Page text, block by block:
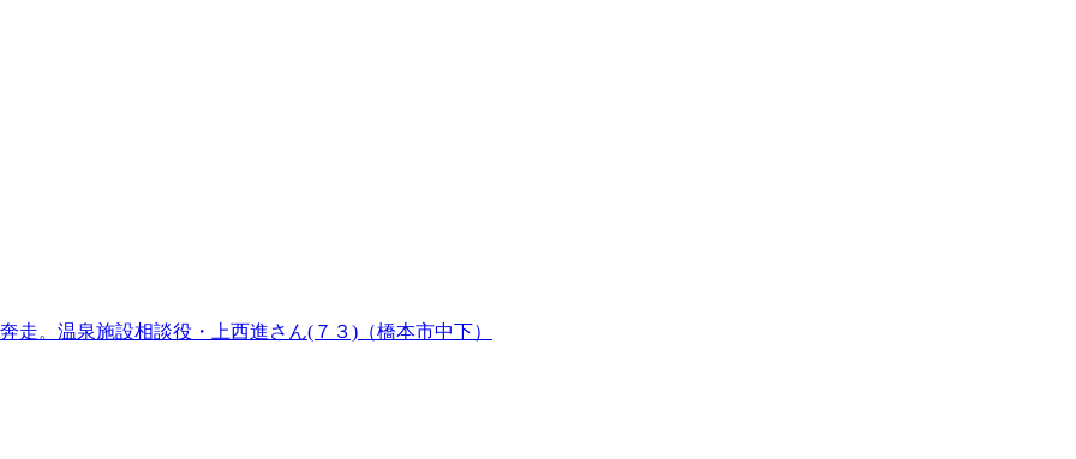
。温泉施設相談役・上西進さん(７３)（橋本市中下）